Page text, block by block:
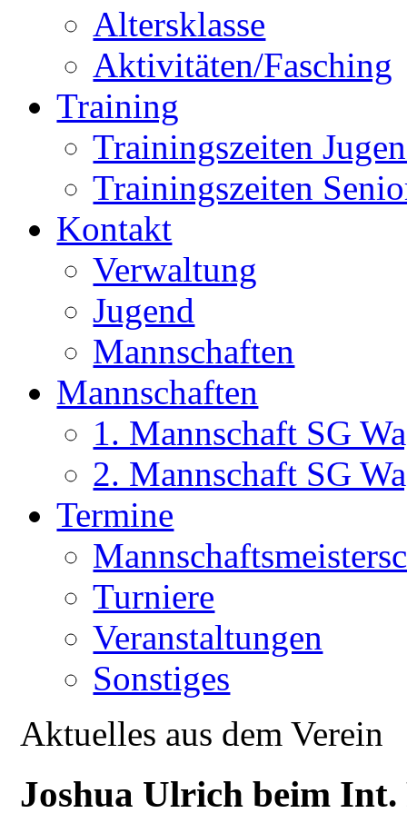
Altersklasse
Aktivitäten/Fasching
Training
Trainingszeiten
Trainingszeiten
Kontakt
Verwaltung
Jugend
Mannschaften
Mannschaften
1. Mannschaft SG
2. Mannschaft SG
Termine
Turniere
Veranstaltungen
Sonstiges
Aktuelles aus dem Verein
Joshua Ulrich beim